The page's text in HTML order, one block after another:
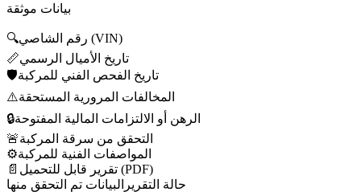
بيانات موثقة
🔍
رقم الشاصي (VIN)
📏تاريخ الأميال الرسمي
🛡️تاريخ الفحص الفني للمركبة
⚠️المخالفات المرورية المستحقة
🔒الرهن أو الالتزامات المالية المفتوحة
🚨التحقق من سرقة المركبة
⚙️المواصفات الفنية للمركبة
📄
تقرير قابل للتحميل (PDF)
حالة التقرير البيانات تم التحقق منها